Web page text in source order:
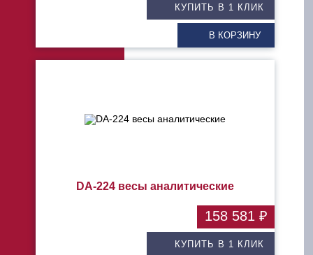
КУПИТЬ В 1 КЛИК
В КОРЗИНУ
DA-224 весы аналитические
КУПИТЬ В 1 КЛИК
158 581 ₽